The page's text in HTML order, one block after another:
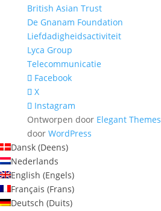
British Asian Trust
De Gnanam Foundation
Liefdadigheidsactiviteit
Lyca Group
Telecommunicatie
Facebook
X
Instagram
Ontworpen door Elegant Themes
door WordPress
Dansk (Deens)
Nederlands
English (Engels)
Français (Frans)
Deutsch (Duits)